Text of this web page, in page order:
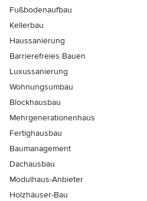
Fußbodenaufbau
Kellerbau
Haussanierung
Barrierefreies Bauen
Luxussanierung
Wohnungsumbau
Blockhausbau
Mehrgenerationenhaus
Fertighausbau
Baumanagement
Dachausbau
Modulhaus-Anbieter
Holzhäuser-Bau